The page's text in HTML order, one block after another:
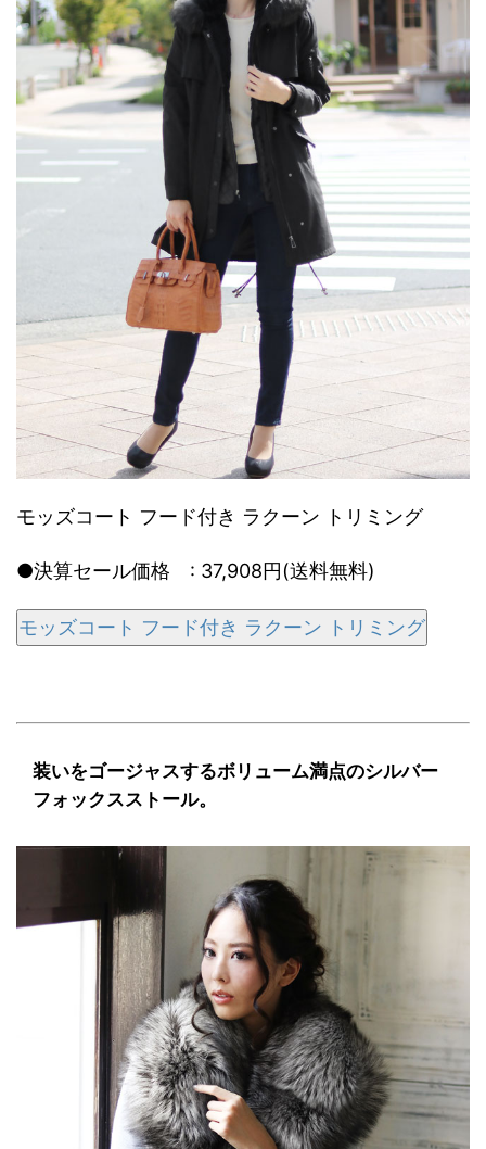
モッズコート フード付き ラクーン トリミング
●決算セール価格 : 37,908円(送料無料)
モッズコート フード付き ラクーン トリミング
装いをゴージャスするボリューム満点のシルバー
フォックスストール。